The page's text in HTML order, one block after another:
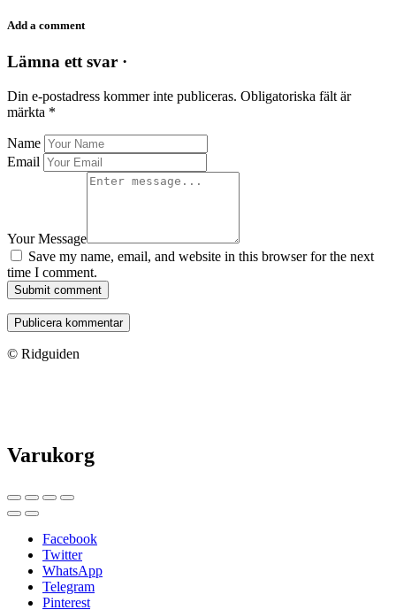
Add a comment
Lämna ett svar ·
Din e-postadress kommer inte publiceras. Obligatoriska fält är
märkta *
Name
Email
Your Message
Save my name, email, and website in this browser for the next
time I comment.
Submit comment
© Ridguiden
Varukorg
Facebook
Twitter
WhatsApp
Telegram
Pinterest